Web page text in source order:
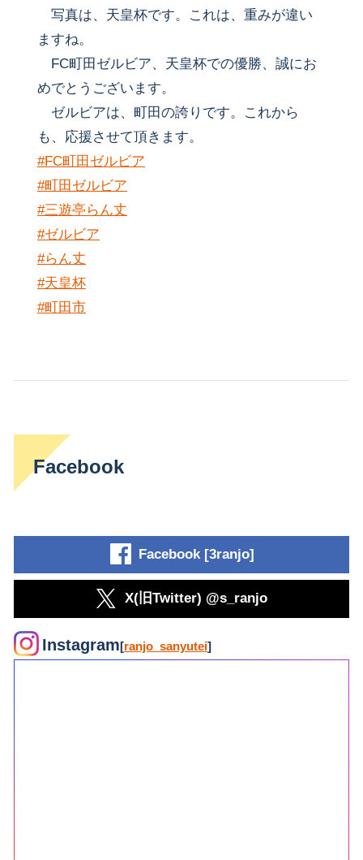
写真は、天皇杯です。これは、重みが違い
ますね。
FC町田ゼルビア、天皇杯での優勝、誠にお
めでとうございます。
ゼルビアは、町田の誇りです。これから
も、応援させて頂きます。
#FC町田ゼルビア
#町田ゼルビア
#三遊亭らん丈
#ゼルビア
#らん丈
#天皇杯
#町田市
Facebook
Facebook [3ranjo]
X(旧Twitter) @s_ranjo
Instagram[ranjo_sanyutei]